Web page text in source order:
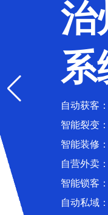
治
系
自动获客
智能裂变
智能装修
自营外卖
智能锁客
自动私域